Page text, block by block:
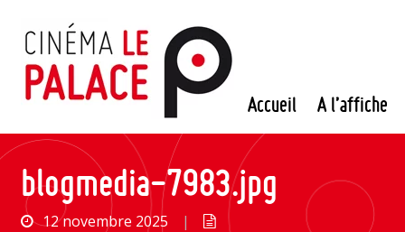
contenu
Accueil A l’affiche
blogmedia-7983.jpg
12 novembre 2025 |